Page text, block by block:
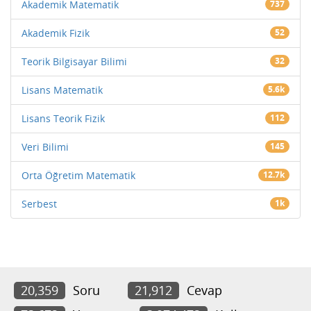
Akademik Matematik 737
Akademik Fizik 52
Teorik Bilgisayar Bilimi 32
Lisans Matematik 5.6k
Lisans Teorik Fizik 112
Veri Bilimi 145
Orta Öğretim Matematik 12.7k
Serbest 1k
20,359 Soru 21,912
Cevap